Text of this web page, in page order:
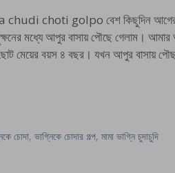
choti golpo বেশ কিছুদিন আগের কথা
মধ্যে আপুর বাসায় পৌছে গেলাম।
মেয়ের বয়স ৪ বছর। যখন আপুর বাসায়
চোদা,ভাগ্নিকে চোদার গল্প,মামা ভাগ্নি চুদাচুদি